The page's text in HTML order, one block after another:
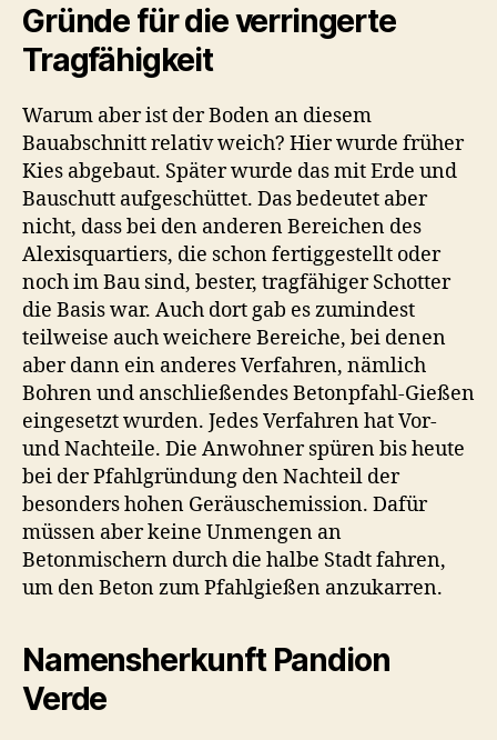
Gründe für die verringerte
Tragfähigkeit
Warum aber ist der Boden an diesem
Bauabschnitt relativ weich? Hier wurde früher
Kies abgebaut. Später wurde das mit Erde und
Bauschutt aufgeschüttet. Das bedeutet aber
nicht, dass bei den anderen Bereichen des
Alexisquartiers, die schon fertiggestellt oder
noch im Bau sind, bester, tragfähiger Schotter
die Basis war. Auch dort gab es zumindest
teilweise auch weichere Bereiche, bei denen
aber dann ein anderes Verfahren, nämlich
Bohren und anschließendes Betonpfahl-Gießen
eingesetzt wurden. Jedes Verfahren hat Vor-
und Nachteile. Die Anwohner spüren bis heute
bei der Pfahlgründung den Nachteil der
besonders hohen Geräuschemission. Dafür
müssen aber keine Unmengen an
Betonmischern durch die halbe Stadt fahren,
um den Beton zum Pfahlgießen anzukarren.
Namensherkunft Pandion
Verde